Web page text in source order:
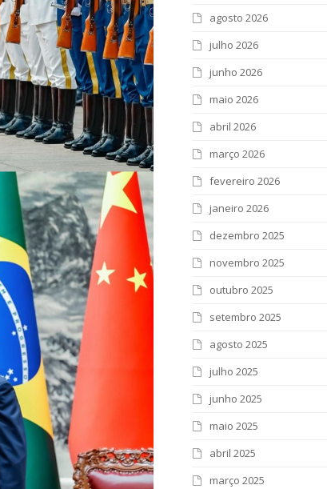
agosto 2026
julho 2026
junho 2026
maio 2026
abril 2026
março 2026
fevereiro 2026
janeiro 2026
dezembro 2025
novembro 2025
outubro 2025
setembro 2025
agosto 2025
julho 2025
junho 2025
maio 2025
abril 2025
março 2025